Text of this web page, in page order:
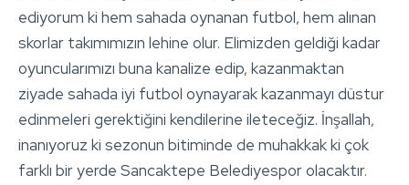
ediyorum ki hem sahada oynanan futbol, hem alınan
skorlar takımımızın lehine olur. Elimizden geldiği kadar
oyuncularımızı buna kanalize edip, kazanmaktan
ziyade sahada iyi futbol oynayarak kazanmayı düstur
edinmeleri gerektiğini kendilerine ileteceğiz. İnşallah,
inanıyoruz ki sezonun bitiminde de muhakkak ki çok
farklı bir yerde Sancaktepe Belediyespor olacaktır.